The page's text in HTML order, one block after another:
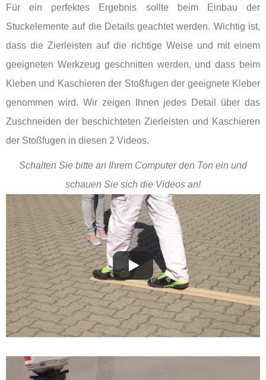
Für ein perfektes Ergebnis sollte beim Einbau der
Stuckelemente auf die Details geachtet werden. Wichtig ist,
dass die Zierleisten auf die richtige Weise und mit einem
geeigneten Werkzeug geschnitten werden, und dass beim
Kleben und Kaschieren der Stoßfugen der geeignete Kleber
genommen wird. Wir zeigen Ihnen jedes Detail über das
Zuschneiden der beschichteten Zierleisten und Kaschieren
der Stoßfugen in diesen 2 Videos.
Schalten Sie bitte an Ihrem Computer den Ton ein und
schauen Sie sich die Videos an!